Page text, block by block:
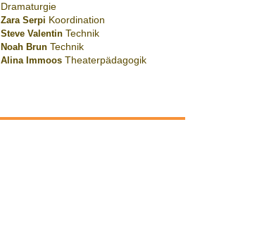
Dramaturgie
Zara Serpi Koordination
Steve Valentin Technik
Noah Brun Technik
Alina Immoos Theaterpädagogik